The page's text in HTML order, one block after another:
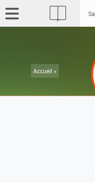
Accueil >